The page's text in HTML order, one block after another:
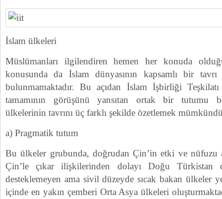
İslam ülkeleri
Müslümanları ilgilendiren hemen her konuda
konusunda da İslam dünyasının kapsamlı bir
bulunmamaktadır. Bu açıdan İslam İşbirliği
tamamının görüşünü yansıtan ortak bir tutumu
ülkelerinin tavrını üç farklı şekilde özetlemek
a) Pragmatik tutum
Bu ülkeler grubunda, doğrudan Çin’in etki ve nüfuzu
Çin’le çıkar ilişkilerinden dolayı Doğu Türkistan
desteklemeyen ama sivil düzeyde sıcak bakan ülkeler
içinde en yakın çemberi Orta Asya ülkeleri